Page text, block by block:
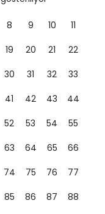
8 9 10
11
19 20 21
22
30 31 32
33
41 42 43
44
52 53 54
55
63 64 65
66
74 75 76
77
85 86 87
88